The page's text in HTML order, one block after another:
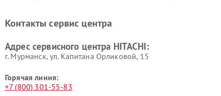
данных HITACHI
HITACHI
HITACHI
HITACHI
Контакты сервис центра
Адрес сервисного центра HITACHI:
г. Мурманск, ул. Капитана Орликовой, 15
Горячая линия:
+7 (800) 301-55-83